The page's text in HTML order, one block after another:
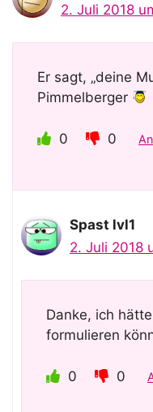
2. Juli 2018
Er sagt, „deine
Pimmelberger
0 0
Spast lvl1
2. Juli 2018
Danke, ich
formulieren
0 0